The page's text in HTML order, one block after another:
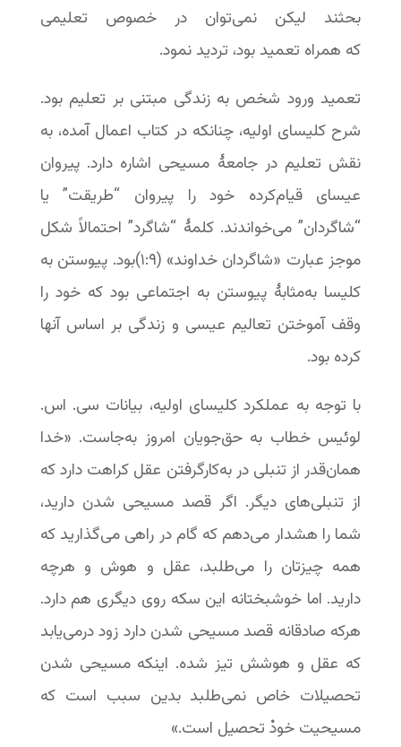
بحثند لیکن نمی‌توان در خصوص تعلیمی
که همراه تعمید بود، تردید نمود.
تعمید ورود شخص به زندگی مبتنی بر تعلیم بود.
شرح کلیسای اولیه، چنانکه در کتاب اعمال آمده، به
نقش تعلیم در جامعۀ مسیحی اشاره دارد. پیروان
عیسای قیام‌کرده خود را پیروان “طریقت” یا
“شاگردان” می‌خواندند. کلمۀ “شاگرد” احتمالاً شکل
موجز عبارت «شاگردان خداوند» (۹:‏۱)بود. پیوستن به
کلیسا به‌مثابۀ پیوستن به اجتماعی بود که خود را
وقف آموختن تعالیم عیسی و زندگی بر اساس آنها
کرده بود.
با توجه به عملکرد کلیسای اولیه، بیانات سی. اس.
لوئیس خطاب به حق‌جویان امروز به‌جاست. «خدا
همان‌قدر از تنبلی در به‌کارگرفتن عقل کراهت دارد که
از تنبلی‌های دیگر. اگر قصد مسیحی شدن دارید،
شما را هشدار می‌دهم که گام در راهی می‌گذارید که
همه چیزتان را می‌طلبد، عقل و هوش و هرچه
دارید. اما خوشبختانه این سکه روی دیگری هم دارد.
هرکه صادقانه قصد مسیحی شدن دارد زود درمی‌یابد
که عقل و هوشش تیز شده. اینکه مسیحی شدن
تحصیلات خاص نمی‌طلبد بدین سبب است که
مسیحیت خودْ تحصیل است.»